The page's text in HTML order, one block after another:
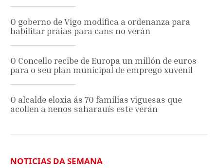
O goberno de Vigo modifica a ordenanza para
habilitar praias para cans no verán
O Concello recibe de Europa un millón de euros
para o seu plan municipal de emprego xuvenil
O alcalde eloxia ás 70 familias viguesas que
acollen a nenos saharauís este verán
NOTICIAS DA SEMANA